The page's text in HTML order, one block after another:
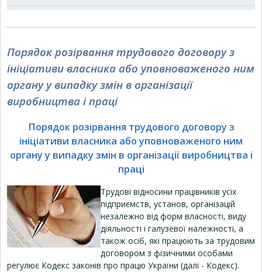
Порядок розірвання трудового договору з
ініціативи власника або уповноваженого ним
органу у випадку змін в організації
виробництва і праці
Порядок розірвання трудового договору з
ініціативи власника або уповноваженого ним
органу у випадку змін в організації виробництва і
праці
Трудові відносини працівників усіх
підприємств, установ, організацій
незалежно від форм власності, виду
діяльності і галузевої належності, а
також осіб, які працюють за трудовим
договором з фізичними особами
регулює Кодекс законів про працю України (далі - Кодекс).